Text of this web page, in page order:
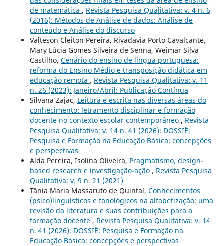
de matemática , Revista Pesquisa Qualitativa: v. 4 n. 6
(2016): Métodos de Análise de dados: Análise de
conteúdo e Análise do discurso
Valteson Cleiton Pereira, Rivadavia Porto Cavalcante,
Mary Lúcia Gomes Silveira de Senna, Weimar Silva
Castilho, Cenário do ensino de língua portuguesa:
reforma do Ensino Médio e transposição didática em
educação remota , Revista Pesquisa Qualitativa: v. 11
n. 26 (2023): Janeiro/Abril: Publicação Contínua
Silvana Zajac, Leitura e escrita nas diversas áreas do
conhecimento: letramento disciplinar e formação
docente no contexto escolar contemporâneo , Revista
Pesquisa Qualitativa: v. 14 n. 41 (2026): DOSSIÊ:
Pesquisa e Formação na Educação Básica: concepções
e perspectivas
Alda Pereira, Isolina Oliveira, Pragmatismo, design-
based research e investigação-ação , Revista Pesquisa
Qualitativa: v. 9 n. 21 (2021)
Tânia Maria Massaruto de Quintal, Conhecimentos
(psico)linguísticos e fonológicos na alfabetização: uma
revisão da literatura e suas contribuições para a
formação docente , Revista Pesquisa Qualitativa: v. 14
n. 41 (2026): DOSSIÊ: Pesquisa e Formação na
Educação Básica: concepções e perspectivas